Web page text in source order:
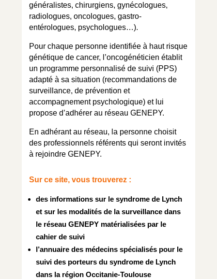
généralistes, chirurgiens, gynécologues,
radiologues, oncologues, gastro-
entérologues, psychologues…).
Pour chaque personne identifiée à haut risque
génétique de cancer, l’oncogénéticien établit
un programme personnalisé de suivi (PPS)
adapté à sa situation (recommandations de
surveillance, de prévention et
accompagnement psychologique) et lui
propose d’adhérer au réseau GENEPY.
En adhérant au réseau, la personne choisit
des professionnels référents qui seront invités
à rejoindre GENEPY.
Sur ce site, vous trouverez :
des informations sur le syndrome de Lynch
et sur les modalités de la surveillance dans
le réseau GENEPY matérialisées par le
cahier de suivi
l’annuaire des médecins spécialisés pour le
suivi des porteurs du syndrome de Lynch
dans la région Occitanie-Toulouse